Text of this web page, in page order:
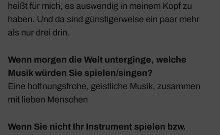
heißt für mich, es auswendig in meinem Kopf zu
haben. Und da sind güns­ti­ger­weise ein paar mehr
als nur drei drin.
Wenn morgen die Welt unterginge, welche
Musik würden Sie spielen/singen?
Eine hoff­nungs­frohe, geist­liche Musik, zusammen
mit lieben Menschen
Wenn Sie nicht Ihr Instrument spielen bzw.